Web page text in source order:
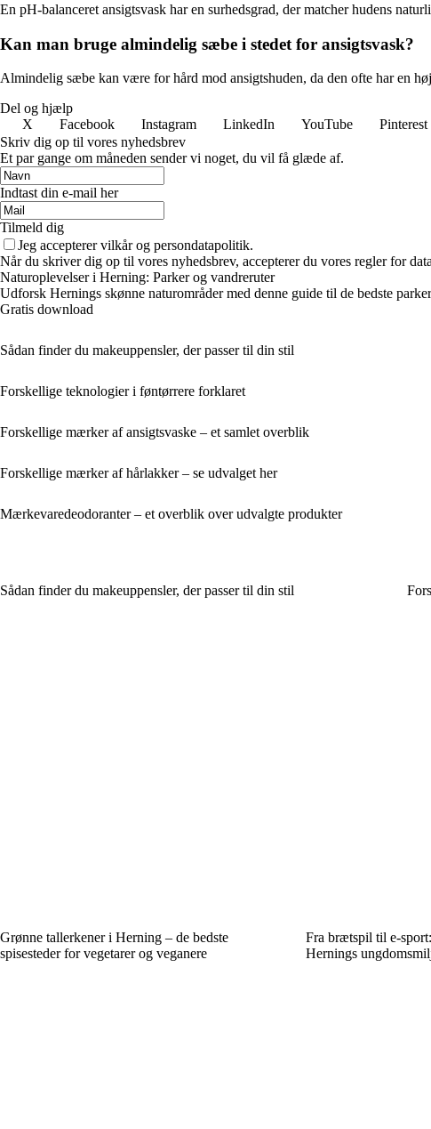
En pH-balanceret ansigtsvask har en surhedsgrad, der matcher hudens
Kan man bruge almindelig sæbe i stedet for ansigtsvask?
Almindelig sæbe kan være for hård mod ansigtshuden, da den ofte har en
Del og hjælp
X
Facebook Instagram LinkedIn YouTube Pinterest
Skriv dig op til vores nyhedsbrev
Et par gange om måneden sender vi noget, du vil få glæde af.
Indtast din e-mail her
Tilmeld dig
Jeg accepterer vilkår og persondatapolitik.
Når du skriver dig op til vores nyhedsbrev, accepterer du vores regler for
Naturoplevelser i Herning: Parker og vandreruter
Udforsk Hernings skønne naturområder med denne guide til de bedste
Gratis download
Sådan finder du makeuppensler, der passer til din stil
Forskellige teknologier i føntørrere forklaret
Forskellige mærker af ansigtsvaske – et samlet overblik
Forskellige mærker af hårlakker – se udvalget her
Mærkevaredeodoranter – et overblik over udvalgte produkter
Sådan finder du makeuppensler, der passer til din stil
Grønne tallerkener i Herning – de bedste
spisesteder for vegetarer og veganere
Fra brætspil til e-
Hernings